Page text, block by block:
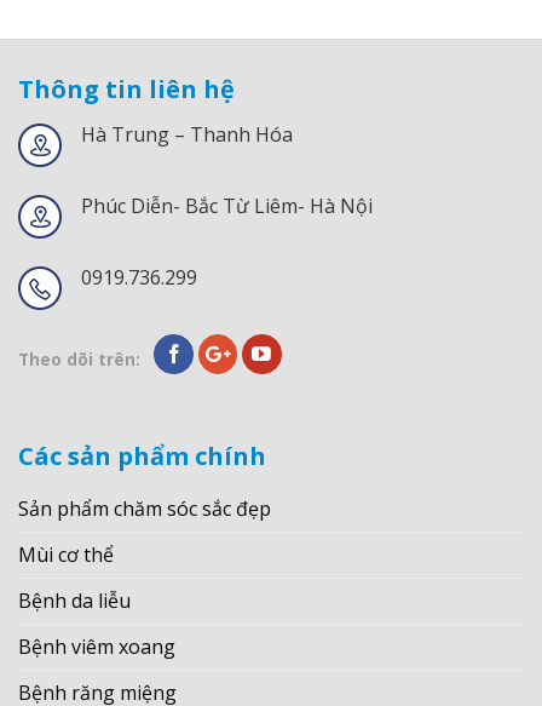
Thông tin liên hệ
Hà Trung – Thanh Hóa
Phúc Diễn- Bắc Từ Liêm- Hà Nội
0919.736.299
Theo dõi trên:
Các sản phẩm chính
Sản phẩm chăm sóc sắc đẹp
Mùi cơ thể
Bệnh da liễu
Bệnh viêm xoang
Bệnh răng miệng